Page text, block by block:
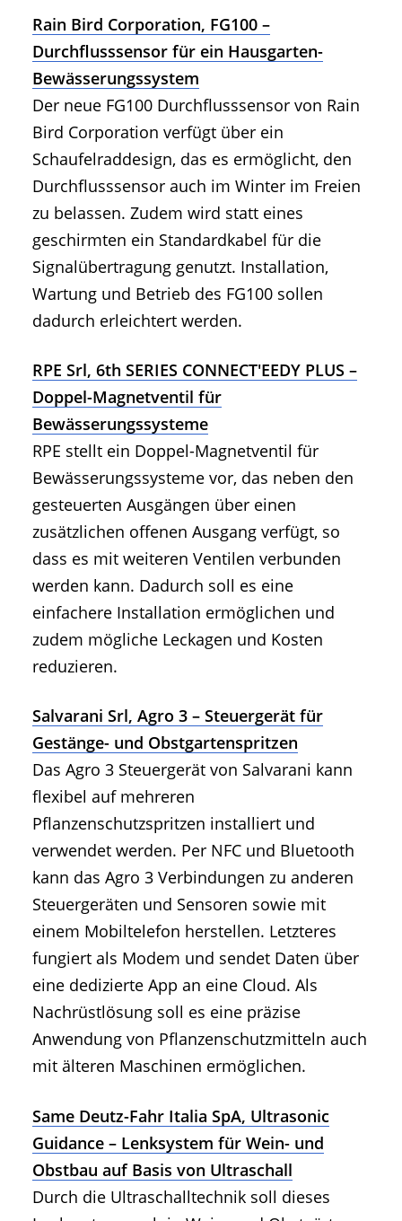
Rain Bird Corporation, FG100 –
Durchflusssensor für ein Hausgarten-
Bewässerungssystem
Der neue FG100 Durchflusssensor von Rain
Bird Corporation verfügt über ein
Schaufelraddesign, das es ermöglicht, den
Durchflusssensor auch im Winter im Freien
zu belassen. Zudem wird statt eines
geschirmten ein Standardkabel für die
Signalübertragung genutzt. Installation,
Wartung und Betrieb des FG100 sollen
dadurch erleichtert werden.
RPE Srl, 6th SERIES CONNECT'EEDY PLUS –
Doppel-Magnetventil für
Bewässerungssysteme
RPE stellt ein Doppel-Magnetventil für
Bewässerungssysteme vor, das neben den
gesteuerten Ausgängen über einen
zusätzlichen offenen Ausgang verfügt, so
dass es mit weiteren Ventilen verbunden
werden kann. Dadurch soll es eine
einfachere Installation ermöglichen und
zudem mögliche Leckagen und Kosten
reduzieren.
Salvarani Srl, Agro 3 – Steuergerät für
Gestänge- und Obstgartenspritzen
Das Agro 3 Steuergerät von Salvarani kann
flexibel auf mehreren
Pflanzenschutzspritzen installiert und
verwendet werden. Per NFC und Bluetooth
kann das Agro 3 Verbindungen zu anderen
Steuergeräten und Sensoren sowie mit
einem Mobiltelefon herstellen. Letzteres
fungiert als Modem und sendet Daten über
eine dedizierte App an eine Cloud. Als
Nachrüstlösung soll es eine präzise
Anwendung von Pflanzenschutzmitteln auch
mit älteren Maschinen ermöglichen.
Same Deutz-Fahr Italia SpA, Ultrasonic
Guidance – Lenksystem für Wein- und
Obstbau auf Basis von Ultraschall
Durch die Ultraschalltechnik soll dieses